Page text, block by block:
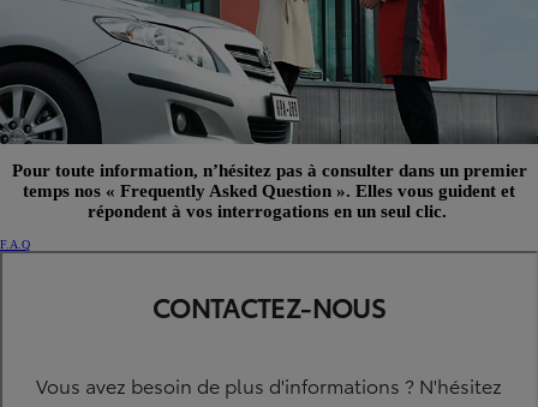
Pour toute information, n’hésitez pas à consulter dans un premier
temps nos « Frequently Asked Question ». Elles vous guident et
répondent à vos interrogations en un seul clic.
F.A.Q